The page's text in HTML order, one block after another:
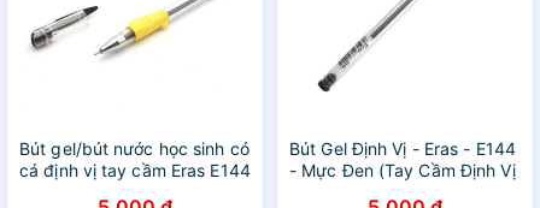
Bút gel/bút nước học sinh có
cá định vị tay cầm Eras E144
Bút Gel Định Vị - Eras - E144
- Mực Đen (Tay Cầm Định Vị